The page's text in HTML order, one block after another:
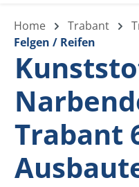
Home Trabant
Felgen / Reifen
Trabant